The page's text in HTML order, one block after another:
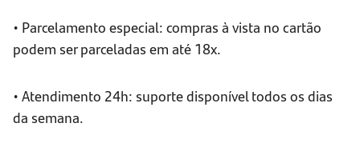
• Parcelamento especial: compras à vista no cartão
podem ser parceladas em até 18x.
• Atendimento 24h: suporte disponível todos os dias
da semana.